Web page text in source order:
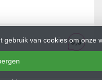
van cookies om onze